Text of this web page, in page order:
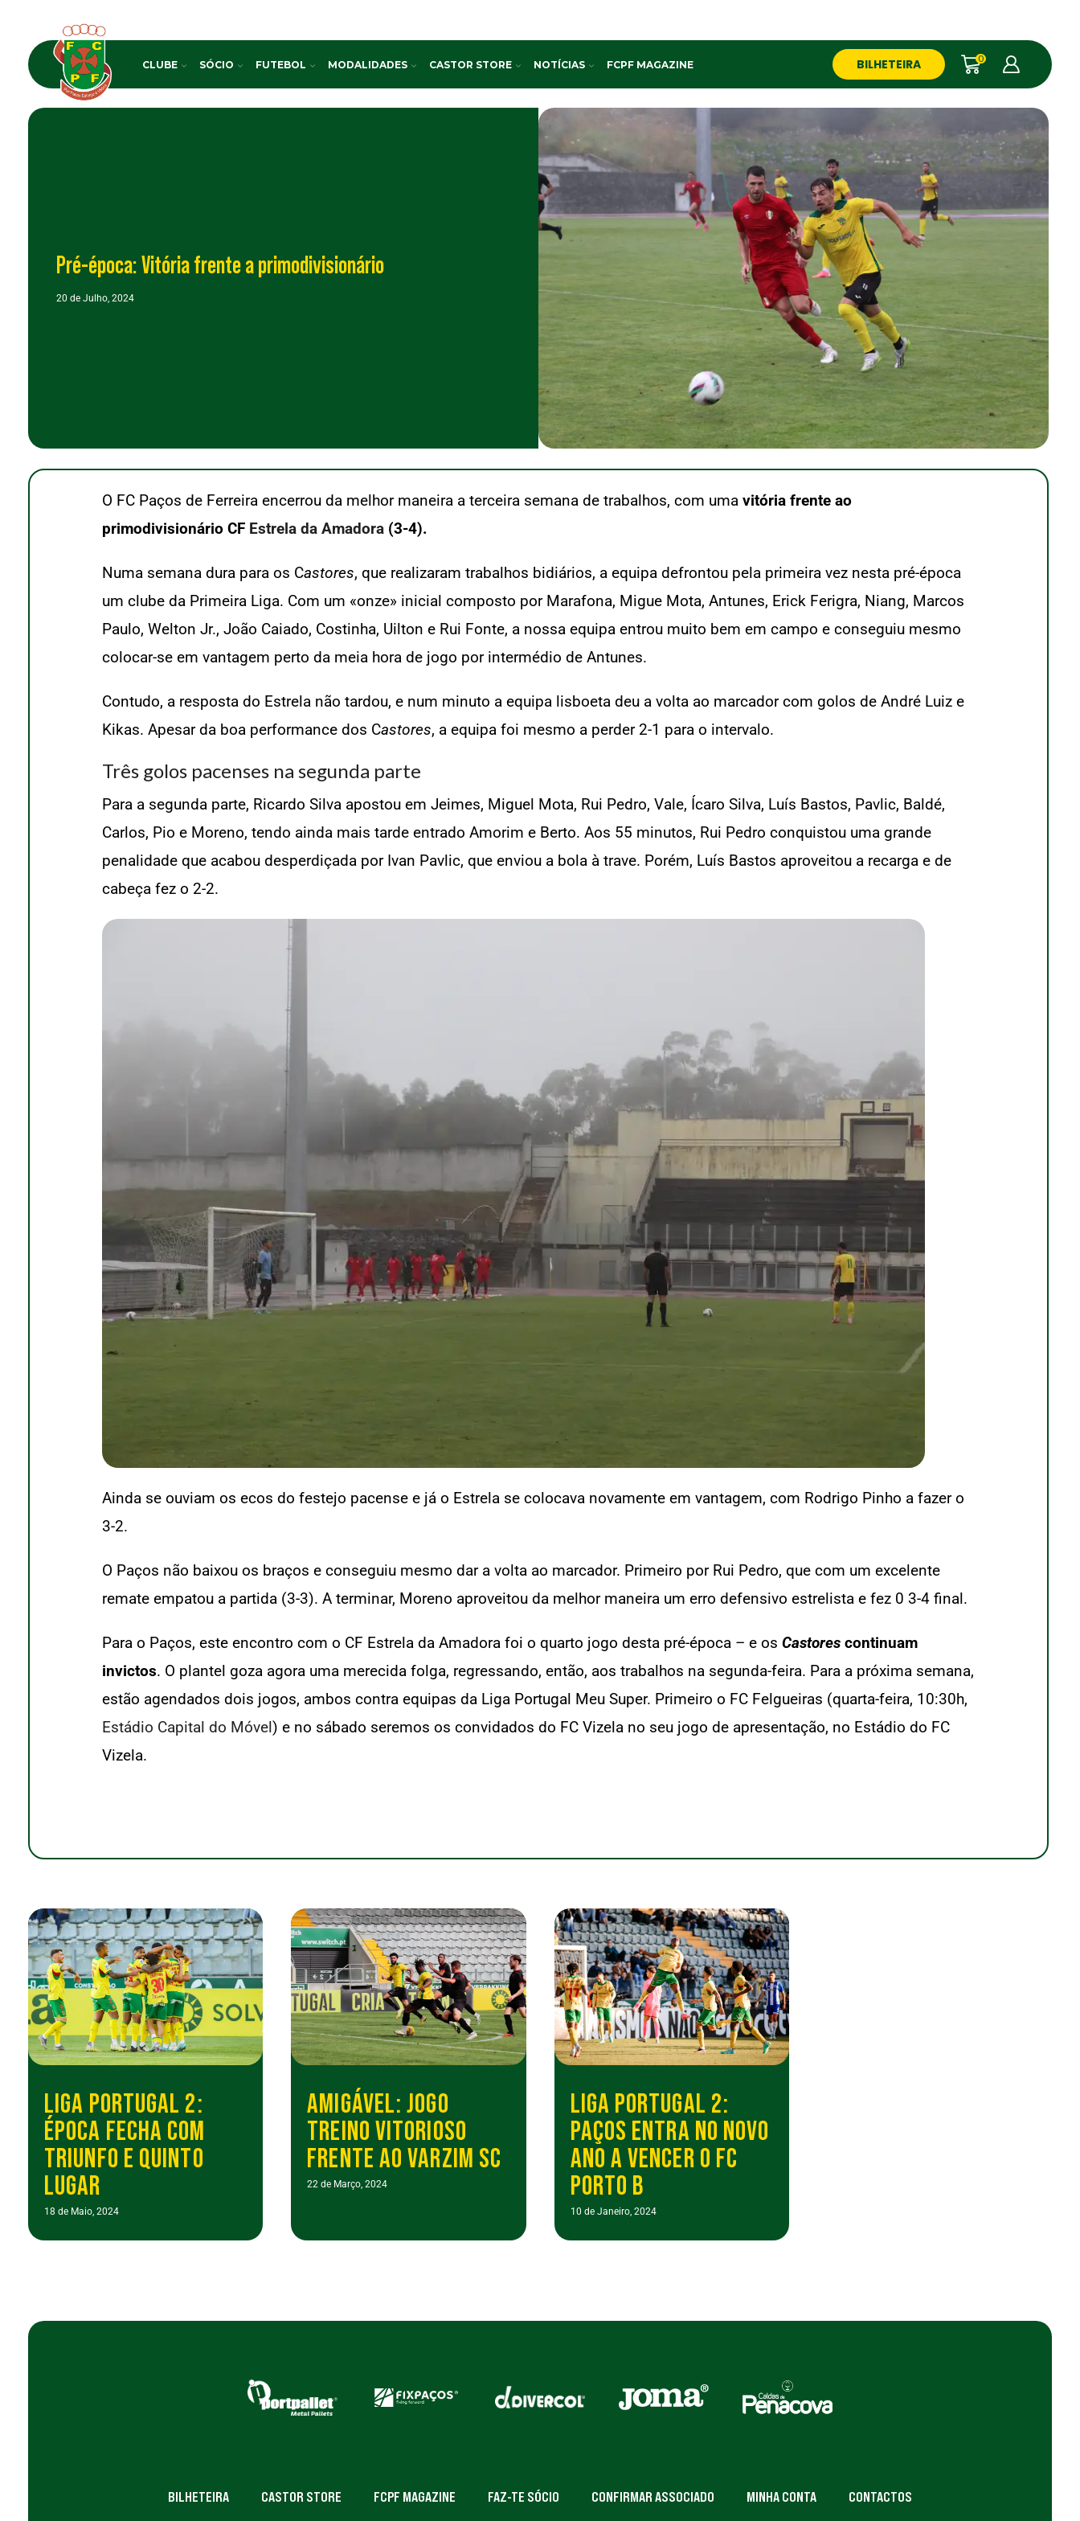
CLUBE SÓCIO FUTEBOL MODALIDADES CASTOR STORE NOTÍCIAS FCPF MAGAZINE BILHETEIRA 0
Pré-época: Vitória frente a primodivisionário
20 de Julho, 2024
O FC Paços de Ferreira encerrou da melhor maneira a terceira semana de trabalhos, com uma vitória frente ao
primodivisionário CF Estrela da Amadora (3-4).
Numa semana dura para os Castores, que realizaram trabalhos bidiários, a equipa defrontou pela primeira vez nesta pré-época
um clube da Primeira Liga. Com um «onze» inicial composto por Marafona, Migue Mota, Antunes, Erick Ferigra, Niang, Marcos
Paulo, Welton Jr., João Caiado, Costinha, Uilton e Rui Fonte, a nossa equipa entrou muito bem em campo e conseguiu mesmo
colocar-se em vantagem perto da meia hora de jogo por intermédio de Antunes.
Contudo, a resposta do Estrela não tardou, e num minuto a equipa lisboeta deu a volta ao marcador com golos de André Luiz e
Kikas. Apesar da boa performance dos Castores, a equipa foi mesmo a perder 2-1 para o intervalo.
Três golos pacenses na segunda parte
Para a segunda parte, Ricardo Silva apostou em Jeimes, Miguel Mota, Rui Pedro, Vale, Ícaro Silva, Luís Bastos, Pavlic, Baldé,
Carlos, Pio e Moreno, tendo ainda mais tarde entrado Amorim e Berto. Aos 55 minutos, Rui Pedro conquistou uma grande
penalidade que acabou desperdiçada por Ivan Pavlic, que enviou a bola à trave. Porém, Luís Bastos aproveitou a recarga e de
cabeça fez o 2-2.
Ainda se ouviam os ecos do festejo pacense e já o Estrela se colocava novamente em vantagem, com Rodrigo Pinho a fazer o
3-2.
O Paços não baixou os braços e conseguiu mesmo dar a volta ao marcador. Primeiro por Rui Pedro, que com um excelente
remate empatou a partida (3-3). A terminar, Moreno aproveitou da melhor maneira um erro defensivo estrelista e fez 0 3-4 final.
Para o Paços, este encontro com o CF Estrela da Amadora foi o quarto jogo desta pré-época – e os Castores continuam
invictos. O plantel goza agora uma merecida folga, regressando, então, aos trabalhos na segunda-feira. Para a próxima semana,
estão agendados dois jogos, ambos contra equipas da Liga Portugal Meu Super. Primeiro o FC Felgueiras (quarta-feira, 10:30h,
Estádio Capital do Móvel) e no sábado seremos os convidados do FC Vizela no seu jogo de apresentação, no Estádio do FC
Vizela.
LIGA PORTUGAL 2:
ÉPOCA FECHA COM
TRIUNFO E QUINTO
LUGAR
18 de Maio, 2024
AMIGÁVEL: JOGO
TREINO VITORIOSO
FRENTE AO VARZIM SC
22 de Março, 2024
LIGA PORTUGAL 2:
PAÇOS ENTRA NO NOVO
ANO A VENCER O FC
PORTO B
10 de Janeiro, 2024
BILHETEIRA CASTOR STORE FCPF MAGAZINE FAZ-TE SÓCIO CONFIRMAR ASSOCIADO MINHA CONTA CONTACTOS